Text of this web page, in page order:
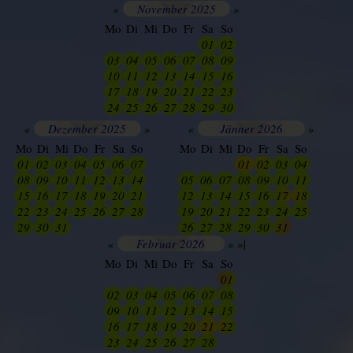
« November 2025 »
Mo Di Mi Do Fr Sa So
01 02
03 04 05 06 07 08 09
10 11 12 13 14 15 16
17 18 19 20 21 22 23
24 25 26 27 28 29 30
« Dezember 2025 »
Mo Di Mi Do Fr Sa So
01 02 03 04 05 06 07
08 09 10 11 12 13 14
15 16 17 18 19 20 21
22 23 24 25 26 27 28
29 30 31
« Jänner 2026 »
Mo Di Mi Do Fr Sa So
01 02 03 04
05 06 07 08 09 10 11
12 13 14 15 16 17 18
19 20 21 22 23 24 25
26 27 28 29 30 31
« Februar 2026 » »|
Mo Di Mi Do Fr Sa So
01
02 03 04 05 06 07 08
09 10 11 12 13 14 15
16 17 18 19 20 21 22
23 24 25 26 27 28